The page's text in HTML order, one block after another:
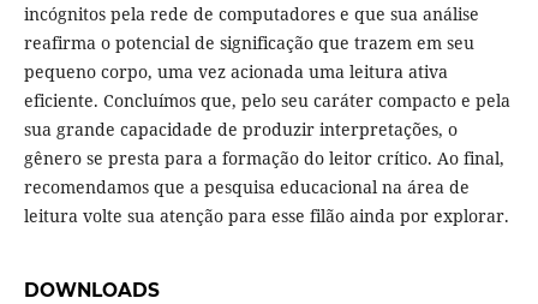
incógnitos pela rede de computadores e que sua análise
reafirma o potencial de significação que trazem em seu
pequeno corpo, uma vez acionada uma leitura ativa
eficiente. Concluímos que, pelo seu caráter compacto e pela
sua grande capacidade de produzir interpretações, o
gênero se presta para a formação do leitor crítico. Ao final,
recomendamos que a pesquisa educacional na área de
leitura volte sua atenção para esse filão ainda por explorar.
DOWNLOADS